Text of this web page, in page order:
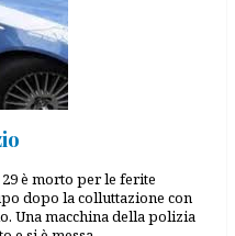
è morto per le ferite
dopo la colluttazione con
Una macchina della polizia